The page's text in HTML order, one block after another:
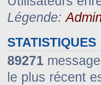
Légende:
STATISTIQUES
89271
le plus récent